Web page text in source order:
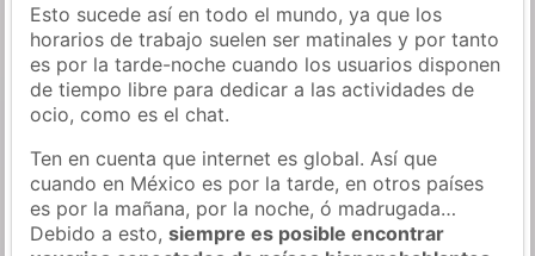
Esto sucede así en todo el mundo, ya que los
horarios de trabajo suelen ser matinales y por tanto
es por la tarde-noche cuando los usuarios disponen
de tiempo libre para dedicar a las actividades de
ocio, como es el chat.
Ten en cuenta que internet es global. Así que
cuando en México es por la tarde, en otros países
es por la mañana, por la noche, ó madrugada…
Debido a esto,siempre es posible encontrar